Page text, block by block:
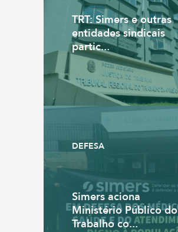
TRT: Simers e outras
entidades sindicais
partic...
DEFESA
Simers aciona
Ministério Público do
Trabalho co...